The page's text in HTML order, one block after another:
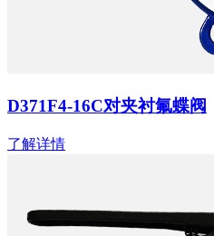
D371F4-16C对夹衬氟蝶阀
了解详情